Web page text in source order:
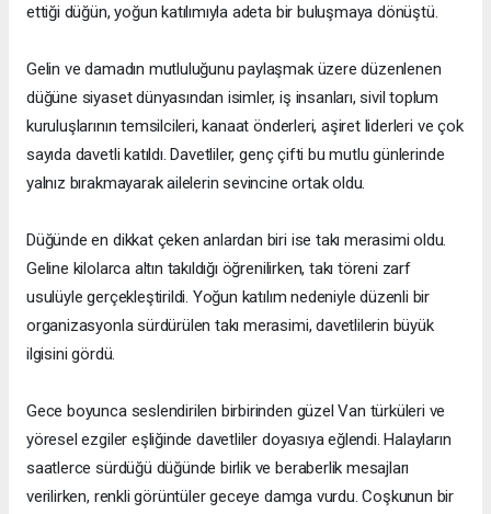
ettiği düğün, yoğun katılımıyla adeta bir buluşmaya dönüştü.
Gelin ve damadın mutluluğunu paylaşmak üzere düzenlenen
düğüne siyaset dünyasından isimler, iş insanları, sivil toplum
kuruluşlarının temsilcileri, kanaat önderleri, aşiret liderleri ve çok
sayıda davetli katıldı. Davetliler, genç çifti bu mutlu günlerinde
yalnız bırakmayarak ailelerin sevincine ortak oldu.
Düğünde en dikkat çeken anlardan biri ise takı merasimi oldu.
Geline kilolarca altın takıldığı öğrenilirken, takı töreni zarf
usulüyle gerçekleştirildi. Yoğun katılım nedeniyle düzenli bir
organizasyonla sürdürülen takı merasimi, davetlilerin büyük
ilgisini gördü.
Gece boyunca seslendirilen birbirinden güzel Van türküleri ve
yöresel ezgiler eşliğinde davetliler doyasıya eğlendi. Halayların
saatlerce sürdüğü düğünde birlik ve beraberlik mesajları
verilirken, renkli görüntüler geceye damga vurdu. Coşkunun bir